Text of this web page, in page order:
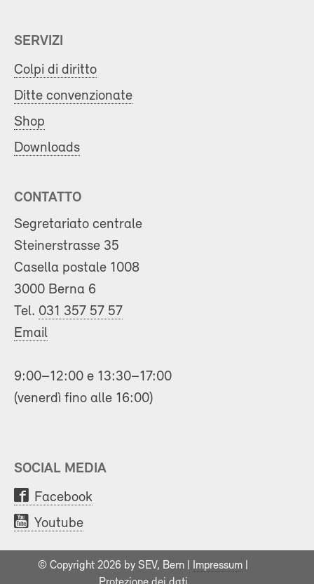
SERVIZI
Colpi di diritto
Ditte convenzionate
Shop
Downloads
CONTATTO
Segretariato centrale
Steinerstrasse 35
Casella postale 1008
3000 Berna 6
Tel. 031 357 57 57
Email
9:00–12:00 e 13:30–17:00
(venerdì fino alle 16:00)
SOCIAL MEDIA
Facebook
Youtube
© Copyright 2026 by SEV, Bern | Impressum